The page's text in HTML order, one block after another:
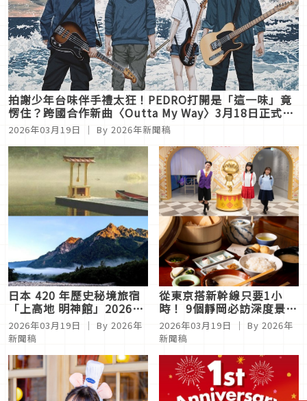
拍謝少年台味伴手禮太狂！PEDRO打開是「這一味」竟
愣住？跨國合作新曲〈Outta My Way〉3月18日正式上
架
2026年03月19日 ｜ By 2026年新聞稿
日本 420 年歷史秘境旅宿
「上高地 明神館」2026年
4月25日正式營業起跑
2026年03月19日
｜ By 2026年
新聞稿
從東京搭新幹線只要1小
時！ 9個靜岡必訪深度景點
一次看
2026年03月19日
｜ By 2026年
新聞稿